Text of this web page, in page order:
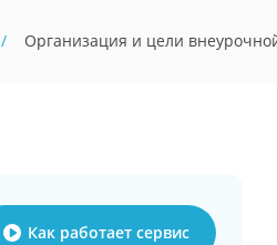
Организация и цели
Как работает сервис